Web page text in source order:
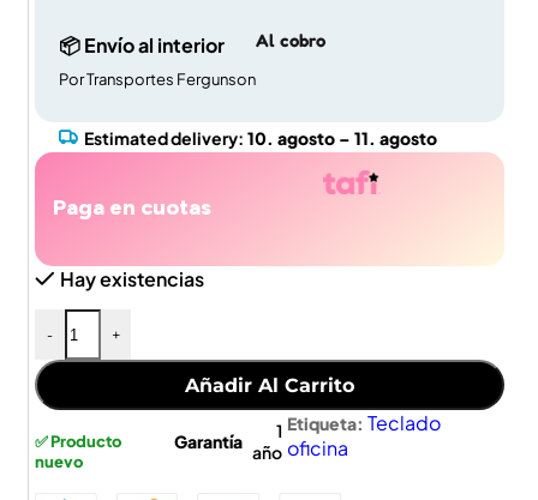
📦 Envío al interior
Por Transportes Fergunson
Al cobro
Estimated delivery: 10. agosto – 11. agosto
Paga en cuotas
Hay existencias
- +
Añadir Al Carrito
✅ Producto
nuevo
Garantía
1
año
Etiqueta: Teclado
oficina